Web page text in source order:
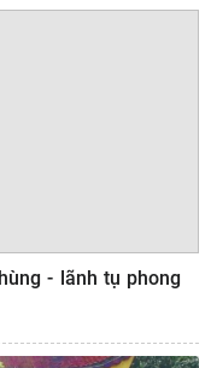
- lãnh tụ phong